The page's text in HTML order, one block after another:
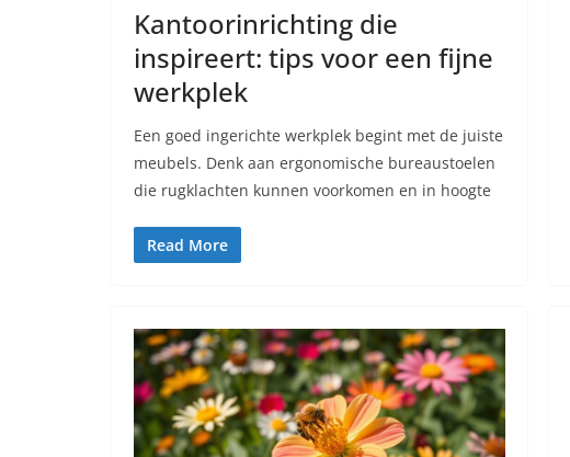
Kantoorinrichting die
inspireert: tips voor een fijne
werkplek
Een goed ingerichte werkplek begint met de juiste
meubels. Denk aan ergonomische bureaustoelen
die rugklachten kunnen voorkomen en in hoogte
Read More